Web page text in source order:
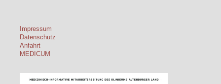
Impressum
Datenschutz
Anfahrt
MEDICUM